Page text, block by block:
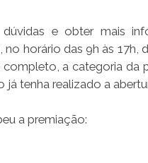
e obter mais
horário das 9h às 17h,
a categoria da
tenha realizado a
a premiação: